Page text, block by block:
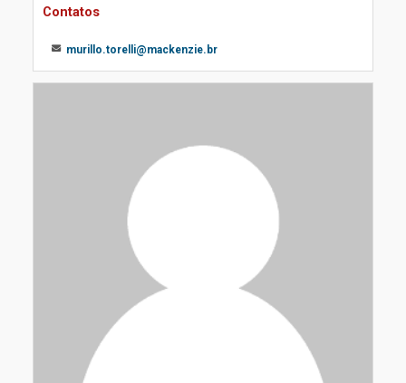
Contatos
murillo.torelli@mackenzie.br